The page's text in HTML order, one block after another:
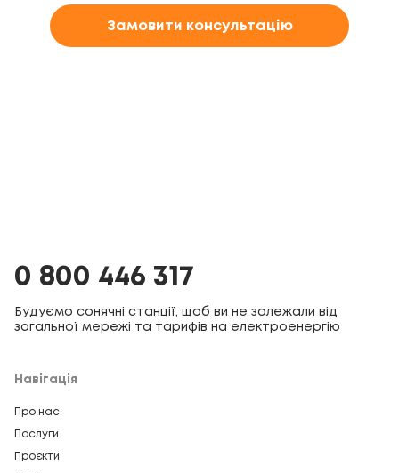
Замовити консультацію
0 800 446 317
Будуємо сонячні станції, щоб ви не залежали від
загальної мережі та тарифів на електроенергію
Навігація
Про нас
Послуги
Проєкти